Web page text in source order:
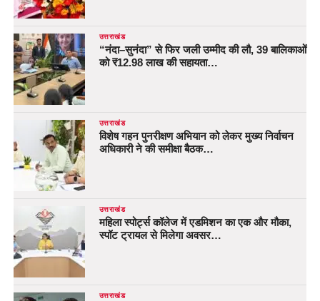
उत्तराखंड
“नंदा–सुनंदा” से फिर जली उम्मीद की लौ, 39 बालिकाओं
को ₹12.98 लाख की सहायता…
उत्तराखंड
विशेष गहन पुनरीक्षण अभियान को लेकर मुख्य निर्वाचन
अधिकारी ने की समीक्षा बैठक…
उत्तराखंड
महिला स्पोर्ट्स कॉलेज में एडमिशन का एक और मौका,
स्पॉट ट्रायल से मिलेगा अवसर…
उत्तराखंड